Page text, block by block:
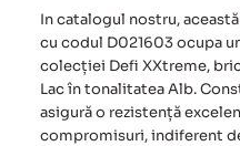
In catalogul nostru,
cu codul D021603 ocupa
colecției Defi XXtreme,
Lac în tonalitatea Alb.
asigură o rezistență
compromisuri, indiferent